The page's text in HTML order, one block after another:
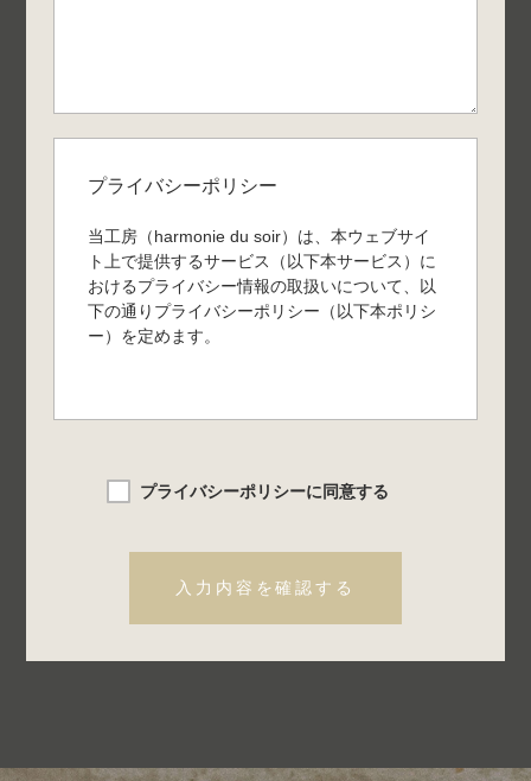
プライバシーポリシー
当工房（harmonie du soir）は、本ウェブサイ
ト上で提供するサービス（以下本サービス）に
おけるプライバシー情報の取扱いについて、以
下の通りプライバシーポリシー（以下本ポリシ
ー）を定めます。
は、個人情報保護法にいう「個人情報」を
指すものとし、生存する個人に関する情報
月日、住所、電話番号、連絡先その他の記
述等により特定の個人を識別できる情報を
れた検索キーワード、ご利用日時、ご利用
プライバシーポリシーに同意する
入力内容を確認する